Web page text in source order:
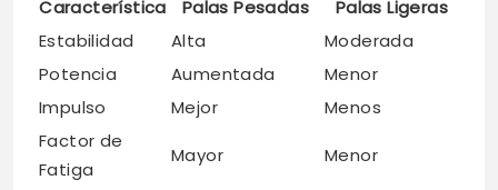
Característica Palas Pesadas
Palas Ligeras
Estabilidad
Alta
Moderada
Potencia
Aumentada
Menor
Impulso
Mejor
Menos
Factor de
Fatiga
Mayor Menor